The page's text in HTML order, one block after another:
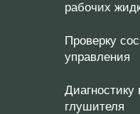
рабочих
Проверку
управления
глушителя